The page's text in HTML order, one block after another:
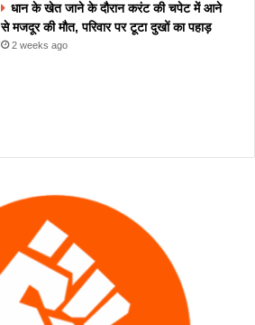
धान के खेत जाने के दौरान करंट की चपेट में आने
से मजदूर की मौत, परिवार पर टूटा दुखों का पहाड़
2 weeks ago